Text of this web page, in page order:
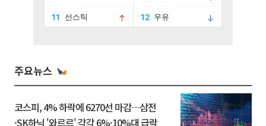
주요뉴스
코스피, 4% 하락에 6270선 마감…삼전
·SK하닉 '와르르' 각각 6%·10%대 급락